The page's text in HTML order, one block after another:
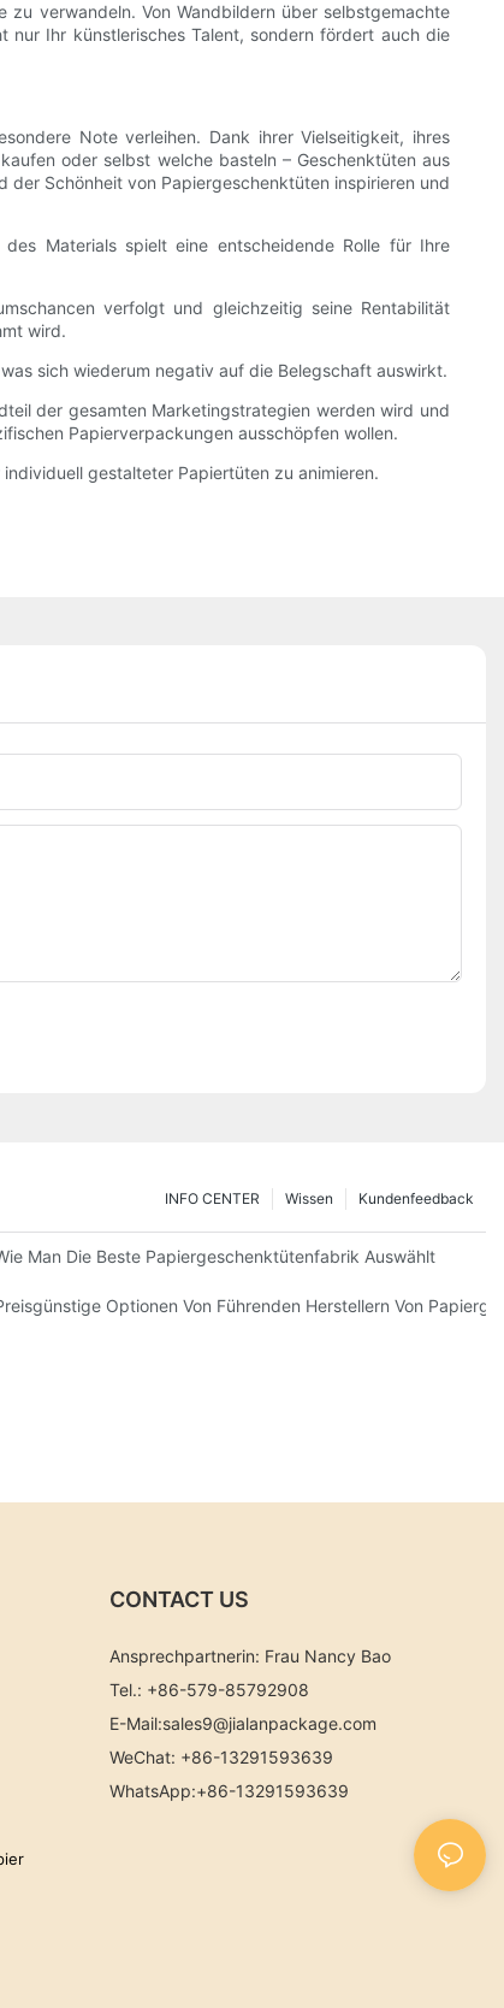
verwandeln. Von Wandbildern über selbstgemachte
nur Ihr künstlerisches Talent, sondern fördert auch die
Note verleihen. Dank ihrer Vielseitigkeit, ihres
oder selbst welche basteln – Geschenktüten aus
der Schönheit von Papiergeschenktüten inspirieren und
Materials spielt eine entscheidende Rolle für Ihre
verfolgt und gleichzeitig seine Rentabilität
wird.
sich wiederum negativ auf die Belegschaft auswirkt.
der gesamten Marketingstrategien werden wird und
Papierverpackungen ausschöpfen wollen.
gestalteter Papiertüten zu animieren.
Kundenfeedback
Wissen
INFO CENTER
Man Die Beste Papiergeschenktütenfabrik Auswählt
Optionen Von Führenden Herstellern Von
CONTACT US
Ansprechpartnerin: Frau Nancy Bao
Tel.: +86-579-85792908
E-Mail:sales9@jialanpackage.com
WeChat: +86-13291593639
WhatsApp:+86-13291593639